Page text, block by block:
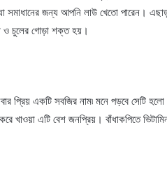
জন্য আপনি লাউ খেতো পারেন।
ও চুলের গোড়া শক্ত হয়।
প্রিয় একটি সবজির নাম৷ মনে পড়বে সেটি
খাওয়া এটি বেশ জনপ্রিয়। বাঁধাকপিতে